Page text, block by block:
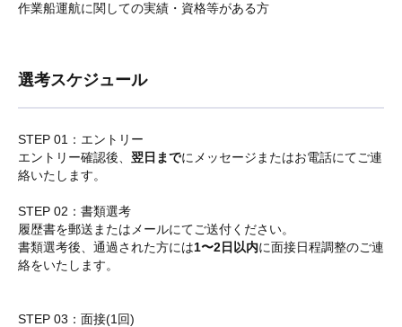
作業船運航に関しての実績・資格等がある方
選考スケジュール
STEP 01：エントリー
エントリー確認後、 翌日までにメッセージまたはお電話にてご連
絡いたします。
STEP 02：書類選考
履歴書を郵送またはメールにてご送付ください。
書類選考後、通過された方には1〜2日以内に面接日程調整のご連
絡をいたします。
STEP 03：面接(1回)